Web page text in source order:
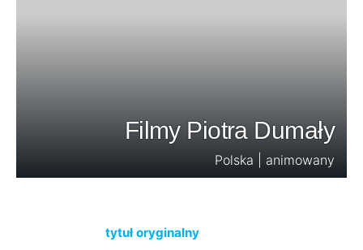
Filmy Piotra Dumały
Polska | animowany
tytuł oryginalny